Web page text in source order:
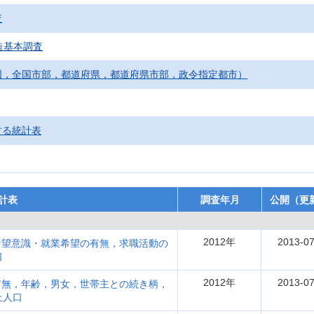
基本調査
全国市部，都道府県，都道府県市部，政令指定都市）
統計表
表 調査年月 公開（更
意識・就業希望の有無，求職活動の
2012年 2013-
，年齢，男女，世帯主との続き柄，
口
2012年 2013-